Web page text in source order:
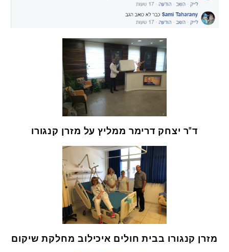
ד"ר יצחק דרימר ממליץ על מזרן קנגורו
מזרן קנגורו בבית חולים איכילוב מחלקת שיקום